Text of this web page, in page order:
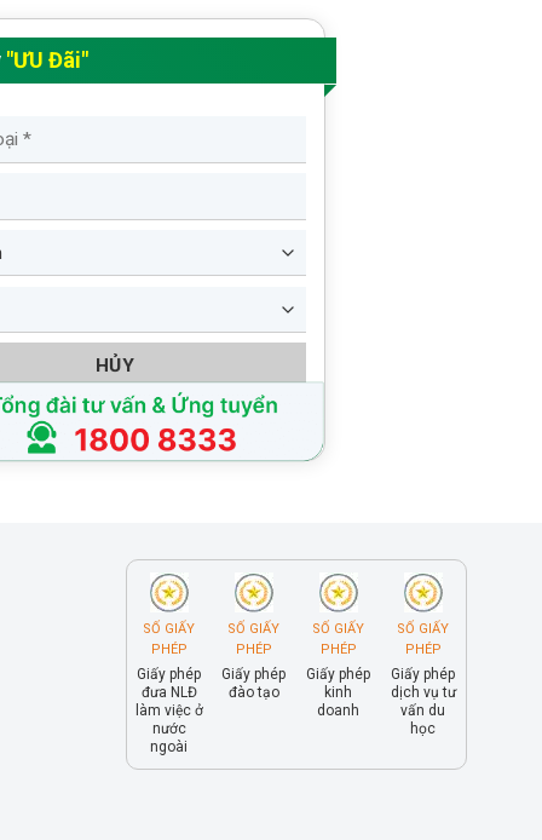
"ƯU Đãi"
HỦY
SỐ GIẤY
PHÉP
Giấy phép
đưa NLĐ
làm việc ở
nước
ngoài
SỐ GIẤY
PHÉP
Giấy phép
đào tạo
SỐ GIẤY
PHÉP
Giấy phép
kinh
doanh
SỐ GIẤY
PHÉP
Giấy phép
dịch vụ tư
vấn du
học